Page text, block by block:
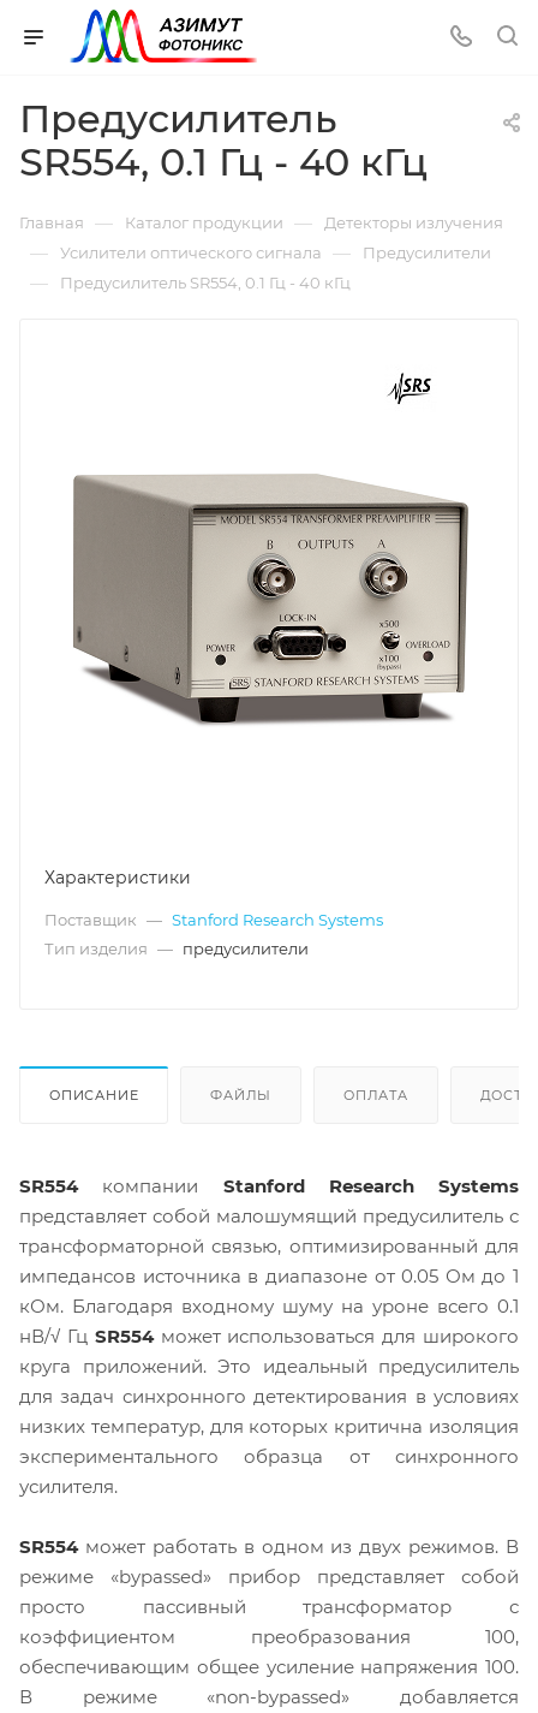
Предусилитель
SR554, 0.1 Гц - 40 кГц
Главная — Каталог продукции — Детекторы излучения
— Усилители оптического сигнала — Предусилители
— Предусилитель SR554, 0.1 Гц - 40 кГц
Характеристики
Поставщик — Stanford Research Systems
Тип изделия — предусилители
ОПИСАНИЕ ФАЙЛЫ ОПЛАТА
SR554компании Stanford Research Systems
представляет собой малошумящий предусилитель с
трансформаторной связью, оптимизированный для
импедансов источника в диапазоне от 0.05 Ом до 1
кОм. Благодаря входному шуму на уроне всего 0.1
нВ/√ Гц SR554может использоваться для широкого
круга приложений. Это идеальный предусилитель
для задач синхронного детектирования в условиях
низких температур, для которых критична изоляция
экспериментального образца от синхронного
усилителя.
SR554может работать в одном из двух режимов. В
режиме «bypassed» прибор представляет собой
просто пассивный трансформатор с
коэффициентом преобразования 100,
обеспечивающим общее усиление напряжения 100.
В режиме «non-bypassed» добавляется